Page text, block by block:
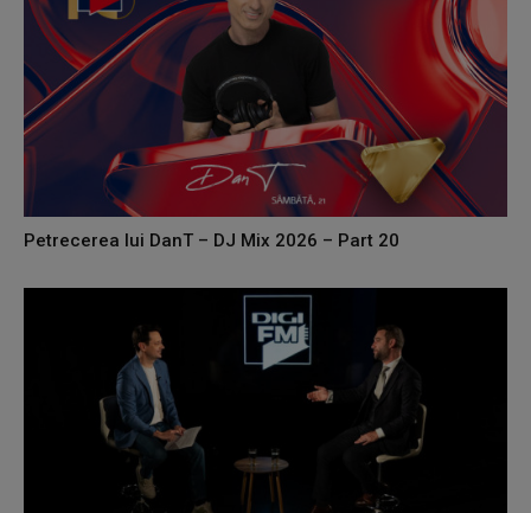
Petrecerea lui DanT – DJ Mix 2026 – Part 20